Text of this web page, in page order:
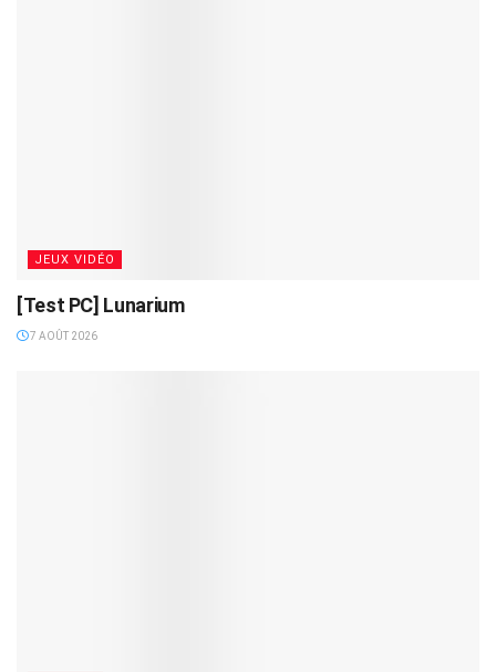
JEUX VIDÉO
[Test PC] Lunarium
7 AOÛT 2026